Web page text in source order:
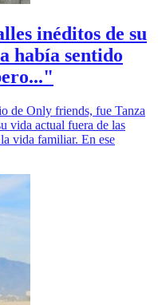
inéditos de su
había sentido
de Only friends, fue Tanza
vida actual fuera de las
vida familiar. En ese